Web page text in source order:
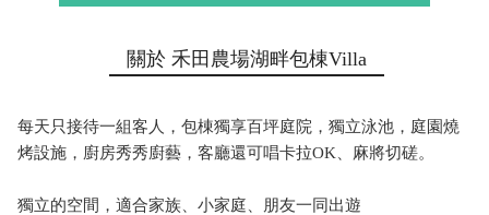
關於 禾田農場湖畔包棟Villa
每天只接待一組客人，包棟獨享百坪庭院，獨立泳池，庭園燒
烤設施，廚房秀秀廚藝，客廳還可唱卡拉OK、麻將切磋。
獨立的空間，適合家族、小家庭、朋友一同出遊